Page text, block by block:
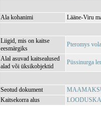
Ala kohanimi Lääne-Viru
Liigid, mis on kaitse
eesmärgiks
Pteromys
Alal asuvad kaitsealused
alad või üksikobjektid
Püssinurga
Seotud dokument
Kaitsekorra alus